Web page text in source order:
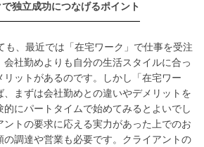
独立成功につなげるポイント
も、最近では「在宅ワーク」で仕事を受注
社勤めよりも自分の生活スタイルに合っ
リットがあるのです。しかし「在宅ワー
、まずは会社勤めとの違いやデメリットを
にパートタイムで始めてみるとよいでし
ントの要求に応える実力があった上でのお
調達や営業も必要です。クライアントの